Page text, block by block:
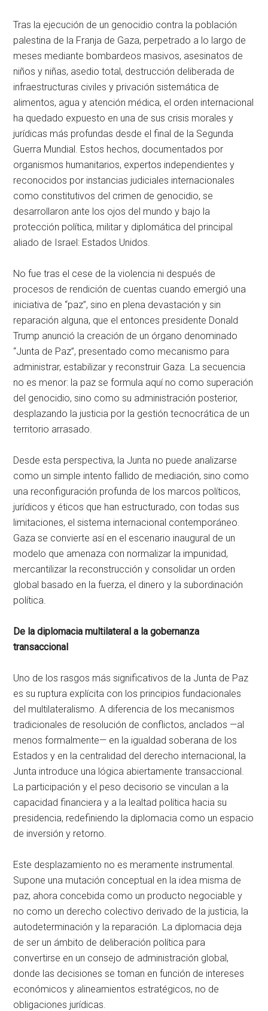
Tras la ejecución de un genocidio contra la población
palestina de la Franja de Gaza, perpetrado a lo largo de
meses mediante bombardeos masivos, asesinatos de
niños y niñas, asedio total, destrucción deliberada de
infraestructuras civiles y privación sistemática de
alimentos, agua y atención médica, el orden internacional
ha quedado expuesto en una de sus crisis morales y
jurídicas más profundas desde el final de la Segunda
Guerra Mundial. Estos hechos, documentados por
organismos humanitarios, expertos independientes y
reconocidos por instancias judiciales internacionales
como constitutivos del crimen de genocidio, se
desarrollaron ante los ojos del mundo y bajo la
protección política, militar y diplomática del principal
aliado de Israel: Estados Unidos.
No fue tras el cese de la violencia ni después de
procesos de rendición de cuentas cuando emergió una
iniciativa de “paz”, sino en plena devastación y sin
reparación alguna, que el entonces presidente Donald
Trump anunció la creación de un órgano denominado
“Junta de Paz”, presentado como mecanismo para
administrar, estabilizar y reconstruir Gaza. La secuencia
no es menor: la paz se formula aquí no como superación
del genocidio, sino como su administración posterior,
desplazando la justicia por la gestión tecnocrática de un
territorio arrasado.
Desde esta perspectiva, la Junta no puede analizarse
como un simple intento fallido de mediación, sino como
una reconfiguración profunda de los marcos políticos,
jurídicos y éticos que han estructurado, con todas sus
limitaciones, el sistema internacional contemporáneo.
Gaza se convierte así en el escenario inaugural de un
modelo que amenaza con normalizar la impunidad,
mercantilizar la reconstrucción y consolidar un orden
global basado en la fuerza, el dinero y la subordinación
política.
De la diplomacia multilateral a la gobernanza
transaccional
Uno de los rasgos más significativos de la Junta de Paz
es su ruptura explícita con los principios fundacionales
del multilateralismo. A diferencia de los mecanismos
tradicionales de resolución de conflictos, anclados —al
menos formalmente— en la igualdad soberana de los
Estados y en la centralidad del derecho internacional, la
Junta introduce una lógica abiertamente transaccional.
La participación y el peso decisorio se vinculan a la
capacidad financiera y a la lealtad política hacia su
presidencia, redefiniendo la diplomacia como un espacio
de inversión y retorno.
Este desplazamiento no es meramente instrumental.
Supone una mutación conceptual en la idea misma de
paz, ahora concebida como un producto negociable y
no como un derecho colectivo derivado de la justicia, la
autodeterminación y la reparación. La diplomacia deja
de ser un ámbito de deliberación política para
convertirse en un consejo de administración global,
donde las decisiones se toman en función de intereses
económicos y alineamientos estratégicos, no de
obligaciones jurídicas.